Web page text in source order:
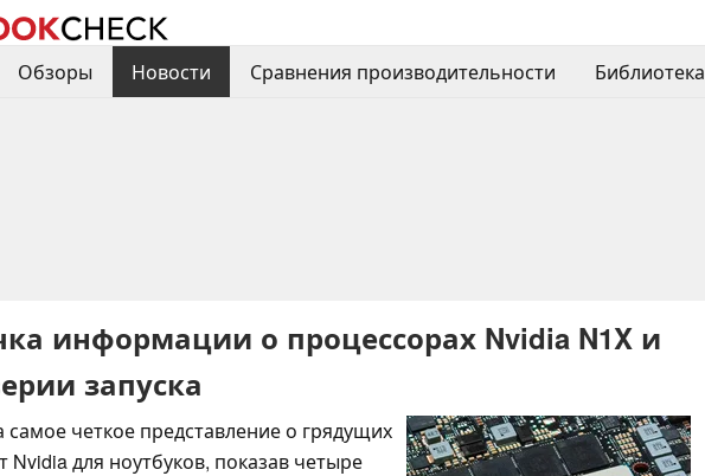
Обзоры Новости Сравнения производительности Библиотека
информации о процессорах Nvidia N1X и
запуска
самое четкое представление о грядущих
Nvidia для ноутбуков, показав четыре